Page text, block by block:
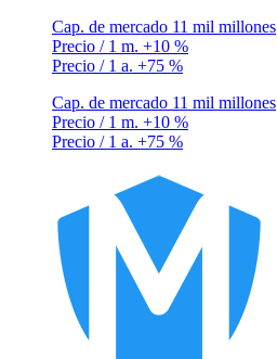
Cap. de mercado 11 mil millones
Precio / 1 m. +10 %
Precio / 1 a. +75 %
Cap. de mercado 11 mil millones
Precio / 1 m. +10 %
Precio / 1 a. +75 %